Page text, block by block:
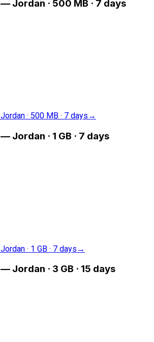
— Jordan · 500 MB · 7 days
Jordan · 500 MB · 7 days →
— Jordan · 1 GB · 7 days
Jordan · 1 GB · 7 days →
— Jordan · 3 GB · 15 days